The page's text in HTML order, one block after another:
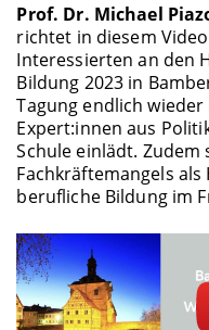
Prof. Dr. Michael
richtet in diesem
Interessierten an den
Bildung 2023 in
Tagung endlich
Expert:innen aus
Schule einlädt.
Fachkräftemangels
berufliche Bildung im